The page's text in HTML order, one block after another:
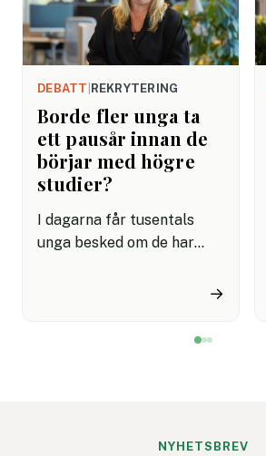
DEBATT REKRYTERING
Borde fler unga ta
ett pausår innan de
börjar med högre
studier?
I dagarna får tusentals
unga besked om de har
inte kom in vi ska tycka
starkare när de en dag står
→
NYHETSBREV